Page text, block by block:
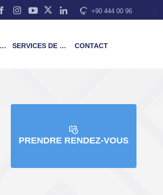
+90 444 00 96
SERVICES DE FORMATION CONTACT
PRENDRE RENDEZ-VOUS